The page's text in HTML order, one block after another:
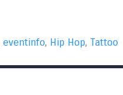
eventinfo, Hip Hop, Tattoo